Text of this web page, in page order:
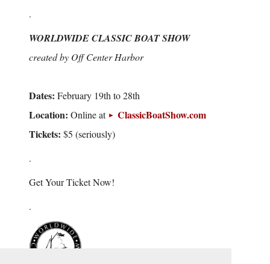
.
WORLDWIDE CLASSIC BOAT SHOW
created by Off Center Harbor
Dates: February 19th to 28th
Location: Online at
ClassicBoatShow.com
Tickets: $5 (seriously)
.
Get Your Ticket Now!
.